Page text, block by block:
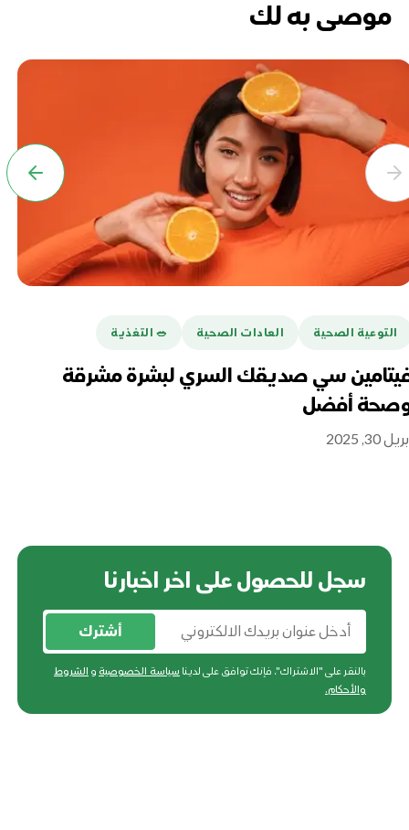
موصى به لك
التوعية الصحية العادات الصحية 🥗 التغذية
سي صديقك السري لبشرة مشرقة
أفضل
30, 2025
سجل للحصول على اخر اخبارنا
أشترك
بالنقر على "الاشتراك"، فإنك توافق على لدينا سياسة الخصوصية و الشروط
والأحكام.